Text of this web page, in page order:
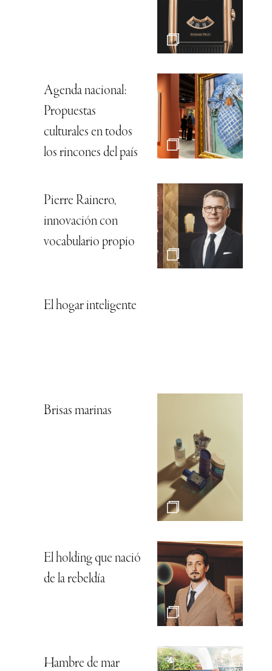
Agenda nacional:
Propuestas
culturales en todos
los rincones del país
Pierre Rainero,
innovación con
vocabulario propio
El hogar inteligente
Brisas marinas
El holding que nació
de la rebeldía
Hambre de mar